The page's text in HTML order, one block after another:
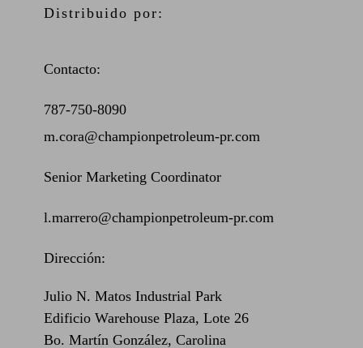
Distribuido por:
Contacto:
787-750-8090
m.cora@championpetroleum-pr.com
Senior Marketing Coordinator
l.marrero@championpetroleum-pr.com
Dirección:
Julio N. Matos Industrial Park
Edificio Warehouse Plaza, Lote 26
Bo. Martín González, Carolina